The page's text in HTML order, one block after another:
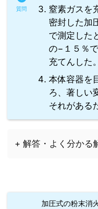
窒素ガスを
密封した加
で測定した
の−１５％
充てんした。
本体容器を
ろ、著しい
それがある
+ 解答・よく分かる
加圧式の粉末消